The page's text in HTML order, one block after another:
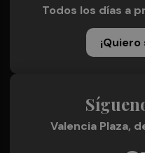
Todos los días a
Valencia Plaza,